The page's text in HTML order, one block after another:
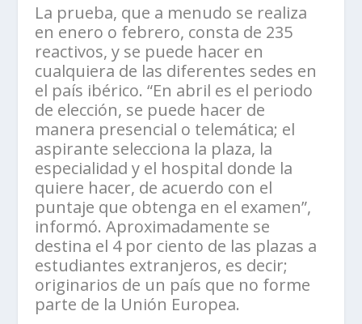
La prueba, que a menudo se realiza
en enero o febrero, consta de 235
reactivos, y se puede hacer en
cualquiera de las diferentes sedes en
el país ibérico. “En abril es el periodo
de elección, se puede hacer de
manera presencial o telemática; el
aspirante selecciona la plaza, la
especialidad y el hospital donde la
quiere hacer, de acuerdo con el
puntaje que obtenga en el examen”,
informó. Aproximadamente se
destina el 4 por ciento de las plazas a
estudiantes extranjeros, es decir;
originarios de un país que no forme
parte de la Unión Europea.